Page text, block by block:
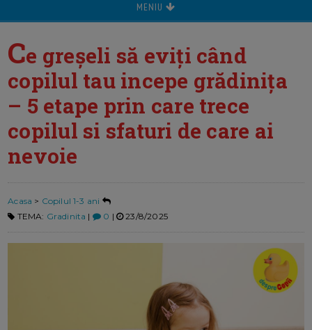
MENIU
Ce greșeli să eviți când
copilul tau incepe grădinița
– 5 etape prin care trece
copilul si sfaturi de care ai
nevoie
Acasa > Copilul 1-3 ani
TEMA: Gradinita | 0 | 23/8/2025